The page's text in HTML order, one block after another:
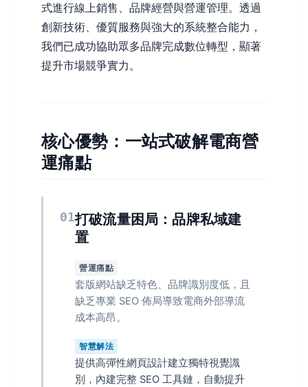
式進行線上銷售、品牌經營與營運管理。透過
創新技術、優質服務與強大的系統整合能力，
我們已成功協助眾多品牌完成數位轉型，顯著
提升市場競爭實力。
核心優勢：一站式破解電商營
運痛點
01打破流量困局：品牌私域建
置
營運痛點
套版網站缺乏特色、品牌識別度低，且
缺乏專業 SEO 佈局導致電商外部導流
成本高昂。
智慧解法
提供高彈性網頁設計建立獨特視覺識
別，內建完整 SEO 工具鏈，自動提升